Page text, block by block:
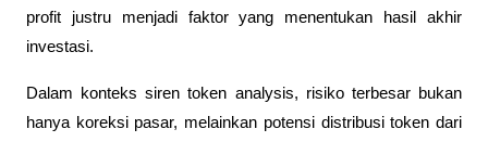
profit justru menjadi faktor yang menentukan hasil akhir
investasi.
Dalam konteks siren token analysis, risiko terbesar bukan
hanya koreksi pasar, melainkan potensi distribusi token dari